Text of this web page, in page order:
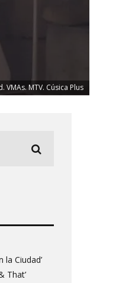
VMAs. MTV. Cúsica Plus
la Ciudad’
That’